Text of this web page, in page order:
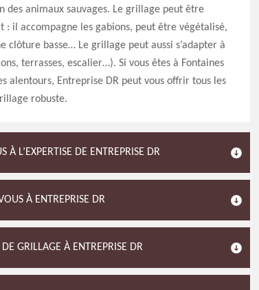
des animaux sauvages. Le grillage peut être
: il accompagne les gabions, peut être végétalisé,
clôture basse… Le grillage peut aussi s’adapter à
terrasses, escalier…). Si vous êtes à Fontaines
alentours, Entreprise DR peut vous offrir tous les
robuste.
L’EXPERTISE DE ENTREPRISE DR
À ENTREPRISE DR
GRILLAGE À ENTREPRISE DR